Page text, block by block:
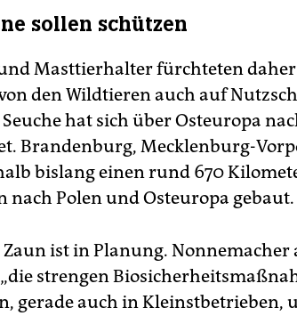
sollen schützen
Masttierhalter fürchteten daher
den Wildtieren auch auf
hat sich über Osteuropa
Brandenburg, Mecklenburg-
bislang einen rund 670
nach Polen und Osteuropa gebaut.
ist in Planung. Nonnemacher
strengen
gerade auch in Kleinstbetrieben,